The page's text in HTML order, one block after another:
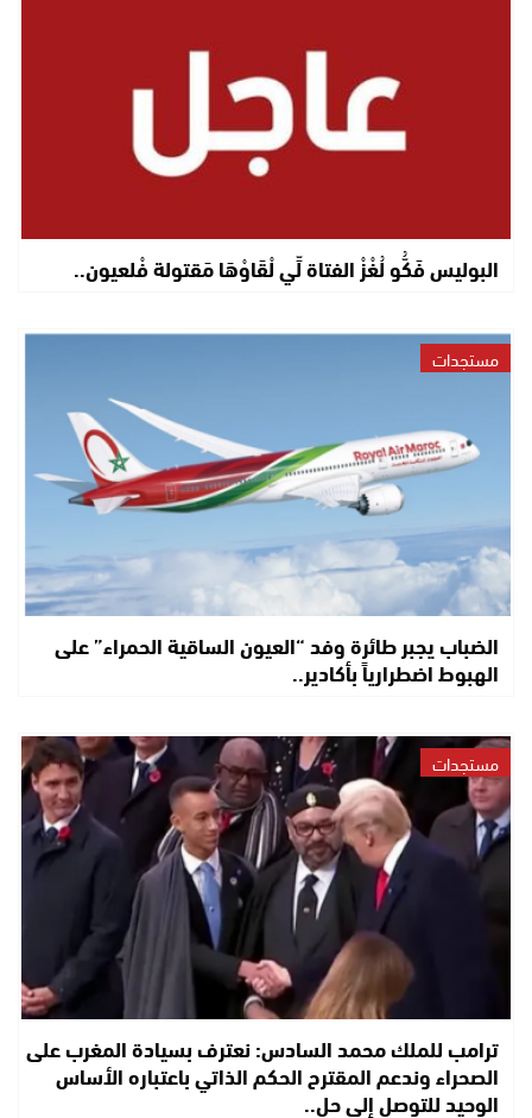
البوليس فَكُّو لُغْزْ الفتاة لِّي لْقَاوْهَا مَقتولة فْلعيون..
مستجدات
الضباب يجبر طائرة وفد “العيون الساقية الحمراء” على
الهبوط اضطرارياً بأكادير..
مستجدات
ترامب للملك محمد السادس: نعترف بسيادة المغرب على
الصحراء وندعم المقترح الحكم الذاتي باعتباره الأساس
الوحيد للتوصل إلى حل..